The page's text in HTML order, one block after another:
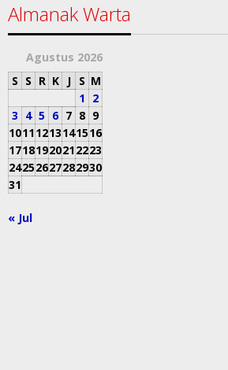
Almanak Warta
Agustus 2026
S S R K J S M
1 2
3 4 5 6 7 8 9
10111213141516
17181920212223
24252627282930
31
« Jul